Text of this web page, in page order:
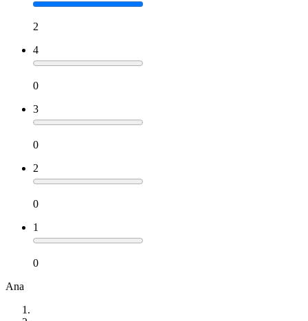
2
4
0
3
0
2
0
1
0
Ana